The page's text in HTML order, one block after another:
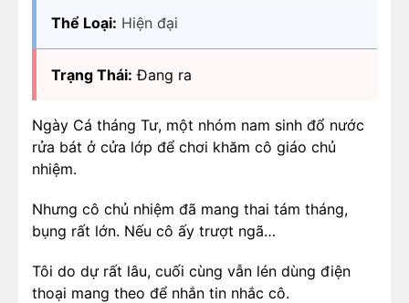
Thể Loại: Hiện đại
Trạng Thái: Đang ra
Ngày Cá tháng Tư, một nhóm nam sinh đổ nước
rửa bát ở cửa lớp để chơi khăm cô giáo chủ
nhiệm.
Nhưng cô chủ nhiệm đã mang thai tám tháng,
bụng rất lớn. Nếu cô ấy trượt ngã…
Tôi do dự rất lâu, cuối cùng vẫn lén dùng điện
thoại mang theo để nhắn tin nhắc cô.